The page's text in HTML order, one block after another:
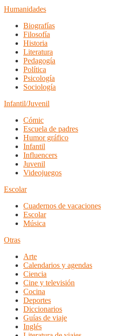
Humanidades
Biografías
Filosofía
Historia
Literatura
Pedagogía
Política
Psicología
Sociología
Infantil/Juvenil
Cómic
Escuela de padres
Humor gráfico
Infantil
Influencers
Juvenil
Videojuegos
Escolar
Cuadernos de vacaciones
Escolar
Música
Otras
Arte
Calendarios y agendas
Ciencia
Cine y televisión
Cocina
Deportes
Diccionarios
Guías de viaje
Inglés